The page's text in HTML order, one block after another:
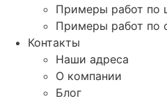
Примеры работ по
Примеры работ по
Контакты
Наши адреса
О компании
Блог